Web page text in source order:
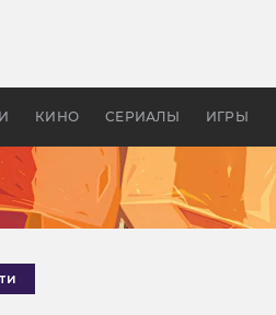
КИНО СЕРИАЛЫ ИГРЫ